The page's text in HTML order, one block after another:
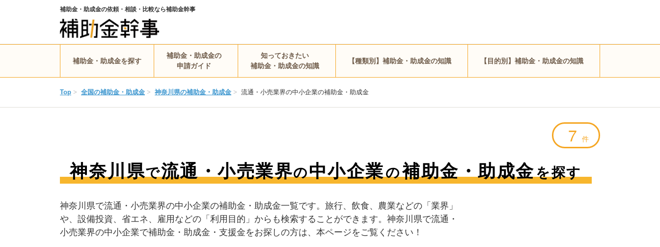
補助金・助成金の依頼・相談・比較なら補助金幹事
補助金・助成金を探す
補助金・助成金の
申請ガイド
知っておきたい
補助金・助成金の知識
【種類別】補助金・助成金の知識 【目的別】補助金・助成金の知識
Top > 全国の補助金・助成金 > 神奈川県の補助金・助成金 > 流通・小売業界の中小企業の補助金・助成金
7 件
神奈川県で流通・小売業界の中小企業の補助金・助成金を探す
神奈川県で流通・小売業界の中小企業の補助金・助成金一覧です。旅行、飲食、農業などの「業界」
や、設備投資、省エネ、雇用などの「利用目的」からも検索することができます。神奈川県で流通・
小売業界の中小企業で補助金・助成金・支援金をお探しの方は、本ページをご覧ください！